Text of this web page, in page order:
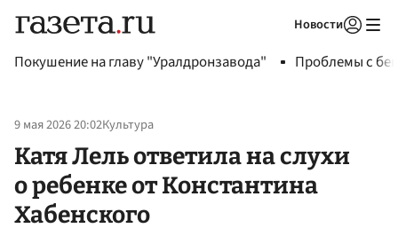
Новости
Покушение на главу "Уралдронзавода" Проблемы с
9 мая 2026 20:02Культура
Катя Лель ответила на слухи
о ребенке от Константина
Хабенского